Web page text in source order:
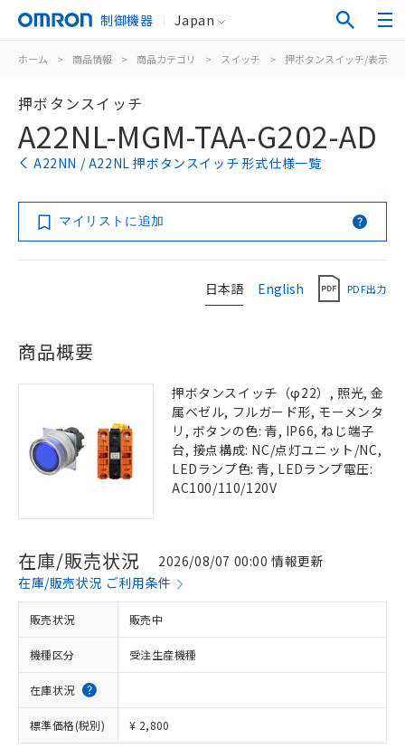
制御機器 Japan
ホーム > 商品情報 > 商品カテゴリ > スイッチ > 押ボタンスイッチ/表示灯
押ボタンスイッチ
A22NL-MGM-TAA-G202-AD
A22NN / A22NL 押ボタンスイッチ 形式仕様一覧
マイリストに追加
日本語 English PDF出力
商品概要
押ボタンスイッチ（φ22）, 照光, 金
属ベゼル, フルガード形, モーメンタ
リ, ボタンの色: 青, IP66, ねじ端子
台, 接点構成: NC/点灯ユニット/NC,
LEDランプ色: 青, LEDランプ電圧:
AC100/110/120V
在庫/販売状況
2026/08/07 00:00 情報更新
在庫/販売状況 ご利用条件
販売状況 販売中
機種区分 受注生産機種
在庫状況
標準価格(税別) ¥ 2,800